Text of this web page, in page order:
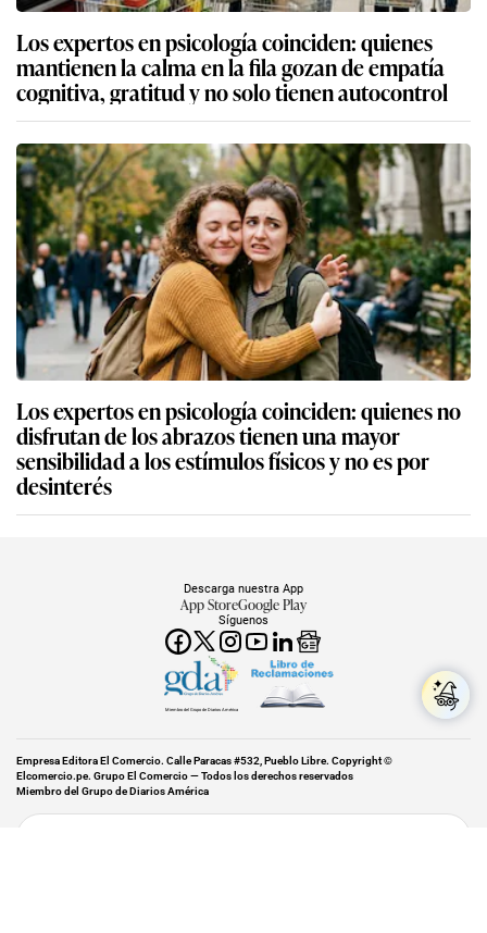
Los expertos en psicología coinciden: quienes
mantienen la calma en la fila gozan de empatía
cognitiva, gratitud y no solo tienen autocontrol
Los expertos en psicología coinciden: quienes no
disfrutan de los abrazos tienen una mayor
sensibilidad a los estímulos físicos y no es por
desinterés
Síguenos
Descarga nuestra App
App StoreGoogle Play
Miembro del Grupo de Diarios América
Empresa Editora El Comercio. Calle Paracas #532, Pueblo Libre. Copyright ©
Elcomercio.pe. Grupo El Comercio — Todos los derechos reservados
Miembro del Grupo de Diarios América